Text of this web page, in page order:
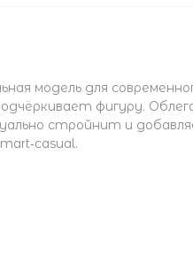
модель для
фигуру.
стройнит и